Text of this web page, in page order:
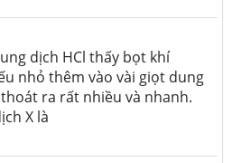
dịch HCl thấy bọt khí
nhỏ thêm vào vài giọt dung
ra rất nhiều và nhanh.
X là